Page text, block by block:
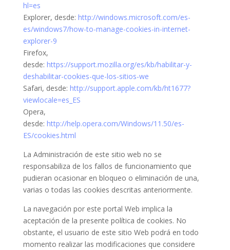
hl=es
Explorer, desde: http://windows.microsoft.com/es-
es/windows7/how-to-manage-cookies-in-internet-
explorer-9
Firefox,
desde: https://support.mozilla.org/es/kb/habilitar-y-
deshabilitar-cookies-que-los-sitios-we
Safari, desde: http://support.apple.com/kb/ht1677?
viewlocale=es_ES
Opera,
desde: http://help.opera.com/Windows/11.50/es-
ES/cookies.html
La Administración de este sitio web no se
responsabiliza de los fallos de funcionamiento que
pudieran ocasionar en bloqueo o eliminación de una,
varias o todas las cookies descritas anteriormente.
La navegación por este portal Web implica la
aceptación de la presente política de cookies. No
obstante, el usuario de este sitio Web podrá en todo
momento realizar las modificaciones que considere